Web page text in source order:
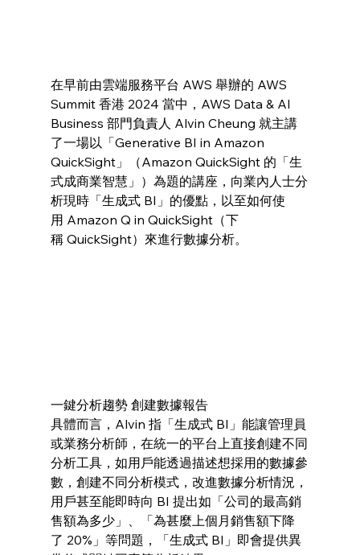
在早前由雲端服務平台 AWS 舉辦的 AWS
Summit 香港 2024 當中，AWS Data & AI
Business 部門負責人 Alvin Cheung 就主講
了一場以「Generative BI in Amazon
QuickSight」（Amazon QuickSight 的「生
式成商業智慧」）為題的講座，向業內人士分
析現時「生成式 BI」的優點，以至如何使
用 Amazon Q in QuickSight（下
稱 QuickSight）來進行數據分析。
一鍵分析趨勢 創建數據報告
具體而言，Alvin 指「生成式 BI」能讓管理員
或業務分析師，在統一的平台上直接創建不同
分析工具，如用戶能透過描述想採用的數據參
數，創建不同分析模式，改進數據分析情況，
用戶甚至能即時向 BI 提出如「公司的最高銷
售額為多少」、「為甚麼上個月銷售額下降
了 20%」等問題，「生成式 BI」即會提供異